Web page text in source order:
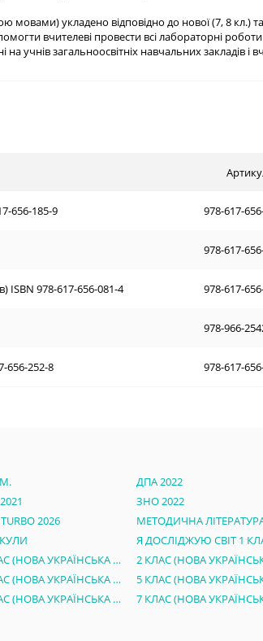
мовами) укладено відповідно до нової (7, 8
вчителеві провести всі лабораторні
учнів загальноосвітніх навчальних закладів і
656-185-9 978-617-
978-617-
ISBN 978-617-656-081-4 978-617-
978-966-
656-252-8 978-617-
ДПА 2022
ЗНО 2022
2026
МЕТОДИЧНА
Я ДОСЛІДЖУЮ СВІТ 1
1 КЛАС (НОВА УКРАЇНСЬКА ШКОЛА)
4 КЛАС (НОВА УКРАЇНСЬКА ШКОЛА)
6 КЛАС (НОВА УКРАЇНСЬКА ШКОЛА)